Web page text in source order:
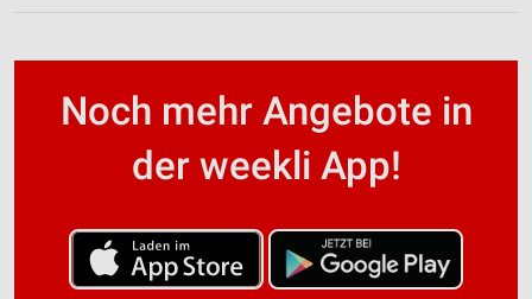
Noch mehr Angebote in
der weekli App!